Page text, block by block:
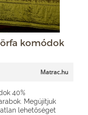
komódok
Matrac.hu
40%
Megújítjuk
lehetőséget